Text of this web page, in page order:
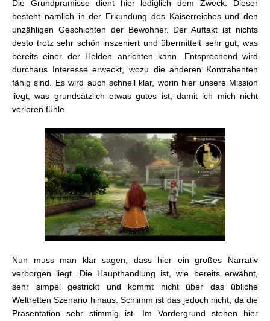
Die Grundprämisse dient hier lediglich dem Zweck. Dieser
besteht nämlich in der Erkundung des Kaiserreiches und den
unzähligen Geschichten der Bewohner. Der Auftakt ist nichts
desto trotz sehr schön inszeniert und übermittelt sehr gut, was
bereits einer der Helden anrichten kann. Entsprechend wird
durchaus Interesse erweckt, wozu die anderen Kontrahenten
fähig sind. Es wird auch schnell klar, worin hier unsere Mission
liegt, was grundsätzlich etwas gutes ist, damit ich mich nicht
verloren fühle.
Nun muss man klar sagen, dass hier ein großes Narrativ
verborgen liegt. Die Haupthandlung ist, wie bereits erwähnt,
sehr simpel gestrickt und kommt nicht über das übliche
Weltretten Szenario hinaus. Schlimm ist das jedoch nicht, da die
Präsentation sehr stimmig ist. Im Vordergrund stehen hier